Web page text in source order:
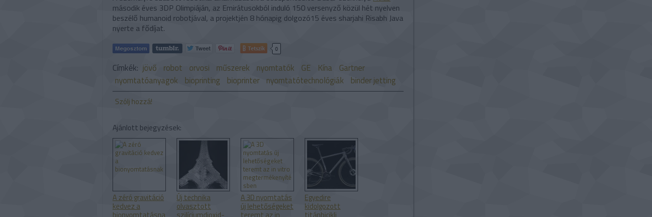
második éves 3DP Olimpiáján, az Emirátusokból induló 150 versenyző közül hét nyelven
beszélő humanoid robotjával, a projektjén 8 hónapig dolgozó15 éves sharjahi Risabh Java
nyerte a fődíjat.
Tetszik 0
Címkék: jövő robot orvosi műszerek nyomtatók GE Kína
Gartner
nyomtatóanyagok
bioprinting bioprinter nyomtatótechnológiák binder jetting
Szólj hozzá!
Ajánlott bejegyzések:
A zéró gravitáció
kedvez a
Új technika
olvasztott
A 3D nyomtatás
új lehetőségeket
Egyedire
kidolgozott